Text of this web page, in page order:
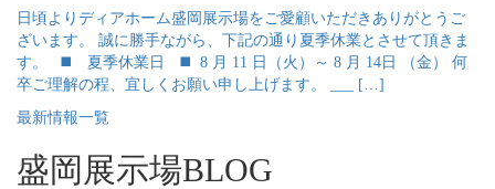
日頃よりディアホーム盛岡展示場をご愛顧いただきありがとうご
ざいます。 誠に勝手ながら、下記の通り夏季休業とさせて頂きま
す。 ◼️ 夏季休業日 ◼️ 8 月 11 日（火）～ 8 月 14日 （金） 何
卒ご理解の程、宜しくお願い申し上げます。 ___ […]
最新情報一覧
盛岡展示場BLOG